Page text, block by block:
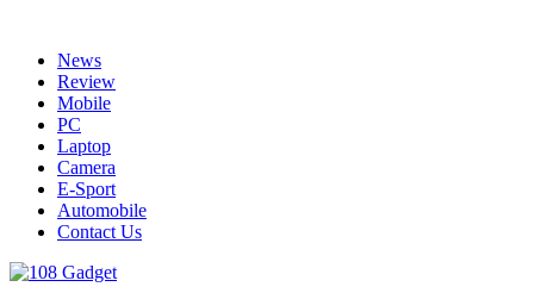
contentNews
Review
Mobile
PC
Laptop
Camera
E-Sport
Automobile
Contact Us